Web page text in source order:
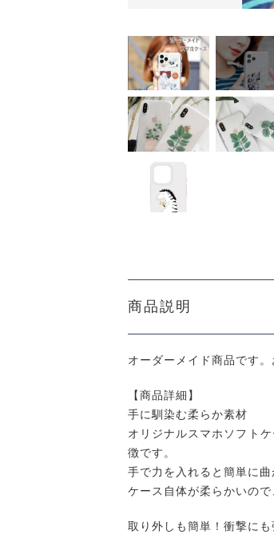
商品説明
オーダーメイド商品です
【商品詳細】
手に馴染む柔らか素材
オリジナルスマホソフト
徴です。
手で力を入れると簡単に
ケース自体が柔らかいの
取り外しも簡単！衝撃にも